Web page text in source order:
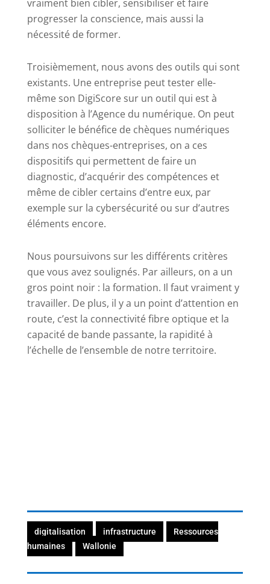
vraiment bien cibler, sensibiliser et faire
progresser la conscience, mais aussi la
nécessité de former.
Troisièmement, nous avons des outils qui sont
existants. Une entreprise peut tester elle-
même son DigiScore sur un outil qui est à
disposition à l’Agence du numérique. On peut
solliciter le bénéfice de chèques numériques
dans nos chèques-entreprises, on a ces
dispositifs qui permettent de faire un
diagnostic, d’acquérir des compétences et
même de cibler certains d’entre eux, par
exemple sur la cybersécurité ou sur d’autres
éléments encore.
Nous poursuivons sur les différents critères
que vous avez soulignés. Par ailleurs, on a un
gros point noir : la formation. Il faut vraiment y
travailler. De plus, il y a un point d’attention en
route, c’est la connectivité fibre optique et la
capacité de bande passante, la rapidité à
l’échelle de l’ensemble de notre territoire.
digitalisation infrastructure
Ressources
humaines
Wallonie